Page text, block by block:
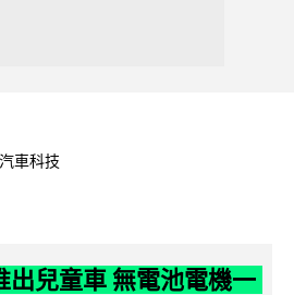
汽車科技
出兒童車 無電池電機一